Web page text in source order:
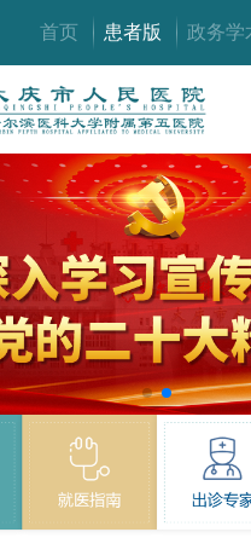
首页 患者版 政务学